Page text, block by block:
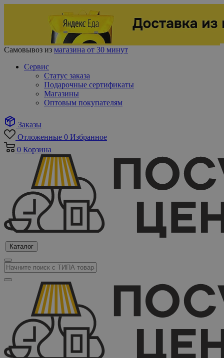
Самовывоз из магазина от 30 минут
Сервис
Статус заказа
Подарочные сертификаты
Магазины
Оптовым покупателям
Заказы
Отложенные 0 Избранное
0 Корзина
Каталог